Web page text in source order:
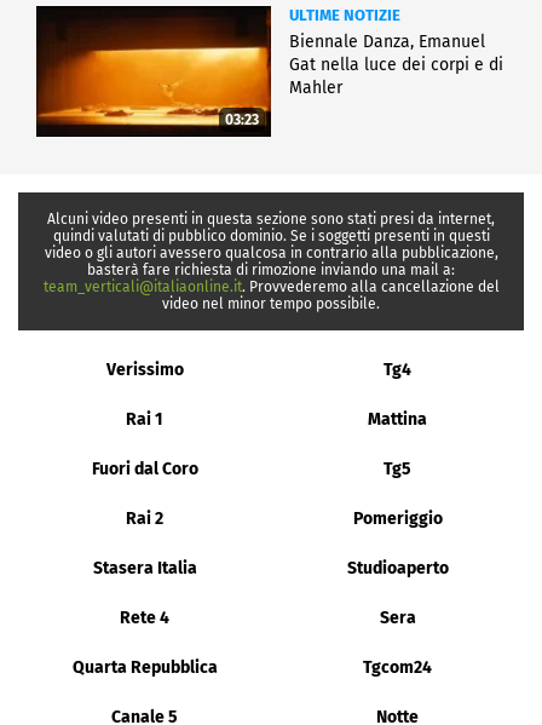
03:23
ULTIME NOTIZIE
Biennale Danza, Emanuel
Gat nella luce dei corpi e di
Mahler
Alcuni video presenti in questa sezione sono stati presi da internet,
quindi valutati di pubblico dominio. Se i soggetti presenti in questi
video o gli autori avessero qualcosa in contrario alla pubblicazione,
basterà fare richiesta di rimozione inviando una mail a:
team_verticali@italiaonline.it. Provvederemo alla cancellazione del
video nel minor tempo possibile.
Verissimo Tg4
Rai 1 Mattina
Fuori dal Coro Tg5
Rai 2 Pomeriggio
Stasera Italia Studioaperto
Rete 4 Sera
Quarta Repubblica Tgcom24
Canale 5 Notte